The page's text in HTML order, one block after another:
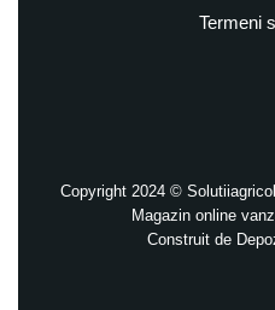
Termeni
Copyright 2024 ©
Magazin online
Construit de